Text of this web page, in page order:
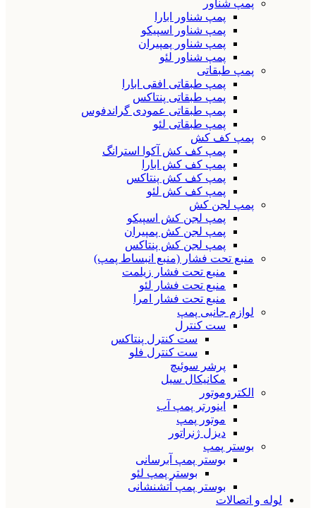
پمپ شناور
پمپ شناور ابارا
پمپ شناور اسپیکو
پمپ شناور پمپیران
پمپ شناور لئو
پمپ طبقاتی
پمپ طبقاتی افقی ابارا
پمپ طبقاتی پنتاکس
پمپ طبقاتی عمودی گراندفوس
پمپ طبقاتی لئو
پمپ کف کش
پمپ کف کش آکوا استرانگ
پمپ کف کش ابارا
پمپ کف کش پنتاکس
پمپ کف کش لئو
پمپ لجن کش
پمپ لجن کش اسپیکو
پمپ لجن کش پمپیران
پمپ لجن کش پنتاکس
منبع تحت فشار (منبع انبساط پمپ)
منبع تحت فشار زیلمت
منبع تحت فشار لئو
منبع تحت فشار امرا
لوازم جانبی پمپ
ست کنترل
ست کنترل پنتاکس
ست کنترل فلو
پرشر سوئیچ
مکانیکال سیل
الکتروموتور
اینورتر پمپ آب
موتور پمپ
دیزل ژنراتور
بوستر پمپ
بوستر پمپ آبرسانی
بوستر پمپ لئو
بوستر پمپ آتشنشانی
لوله و اتصالات